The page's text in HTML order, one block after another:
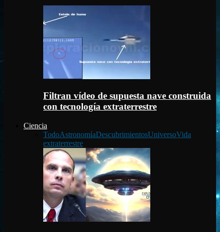
Filtran vídeo de supuesta nave construida
con tecnología extraterrestre
Ciencia
TodoAstronomíaDescubrimientosUniversoVida
extraterrestre